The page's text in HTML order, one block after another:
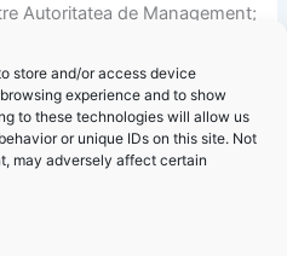
store and/or access device
experience and to show
to these technologies will allow us
or unique IDs on this site. Not
may adversely affect certain
Autoritatea de Management;
proiectului (dacă este
indicatorilor stabiliți în
de măsuri corective în